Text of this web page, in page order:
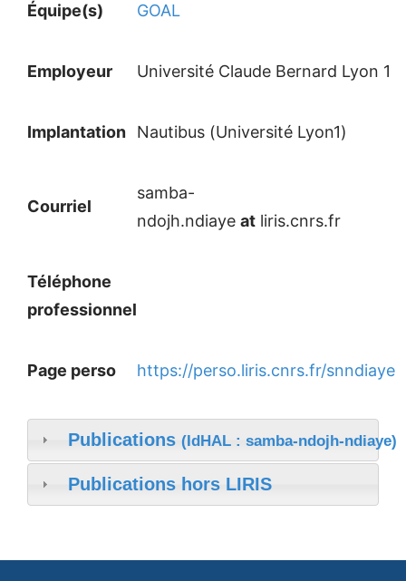
Équipe(s) GOAL
Employeur Université Claude Bernard Lyon 1
Implantation Nautibus (Université Lyon1)
Courriel
samba-
ndojh.ndiaye at liris.cnrs.fr
Téléphone
professionnel
Page perso https://perso.liris.cnrs.fr/snndiaye
Publications (IdHAL : samba-ndojh-ndiaye)
Publications hors LIRIS